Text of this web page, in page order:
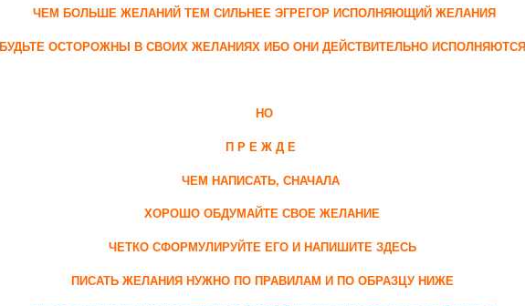
ЧЕМ БОЛЬШЕ ЖЕЛАНИЙ ТЕМ СИЛЬНЕЕ ЭГРЕГОР ИСПОЛНЯЮЩИЙ ЖЕЛАНИЯ
БУДЬТЕ ОСТОРОЖНЫ В СВОИХ ЖЕЛАНИЯХ ИБО ОНИ ДЕЙСТВИТЕЛЬНО ИСПОЛНЯЮТСЯ
НО
П Р Е Ж Д Е
ЧЕМ НАПИСАТЬ, СНАЧАЛА
ХОРОШО ОБДУМАЙТЕ СВОЕ ЖЕЛАНИЕ
ЧЕТКО СФОРМУЛИРУЙТЕ ЕГО И НАПИШИТЕ ЗДЕСЬ
ПИСАТЬ ЖЕЛАНИЯ НУЖНО ПО ПРАВИЛАМ И ПО ОБРАЗЦУ НИЖЕ